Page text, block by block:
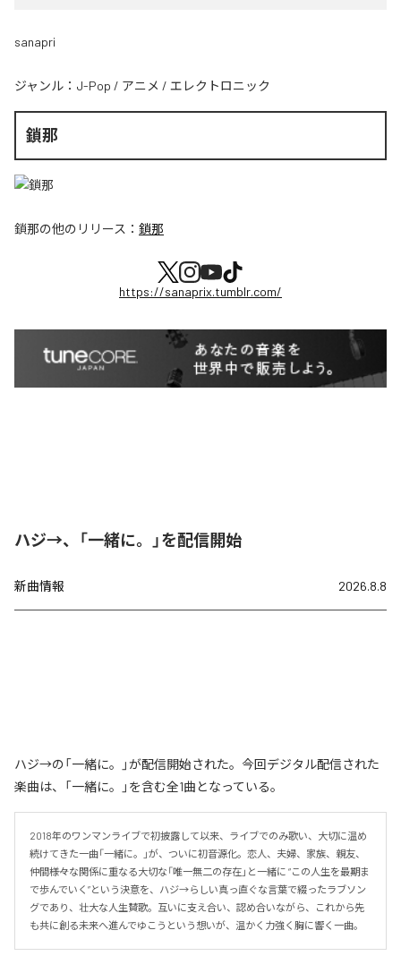
sanapri
ジャンル： J-Pop / アニメ / エレクトロニック
鎖那
鎖那の他のリリース： 鎖那
https://sanaprix.tumblr.com/
ハジ→、「一緒に。」を配信開始
新曲情報 2026.8.8
ハジ→の「一緒に。」が配信開始された。今回デジタル配信された
楽曲は、「一緒に。」を含む全1曲となっている。
2018年のワンマンライブで初披露して以来、ライブでのみ歌い、大切に温め
続けてきた一曲「一緒に。」が、ついに初音源化。恋人、夫婦、家族、親友、
仲間――様々な関係に重なる大切な「唯一無二の存在」と一緒に “この人生を最期ま
で歩んでいく”という決意を、ハジ→らしい真っ直ぐな言葉で綴ったラブソン
グであり、壮大な人生賛歌。互いに支え合い、認め合いながら、これから先
も共に創る未来へ進んでゆこうという想いが、温かく力強く胸に響く一曲。